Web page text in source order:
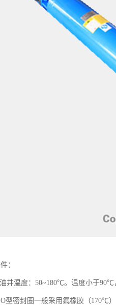
：
井温度：50~180℃。温度小于
型密封圈一般采用氟橡胶（170℃